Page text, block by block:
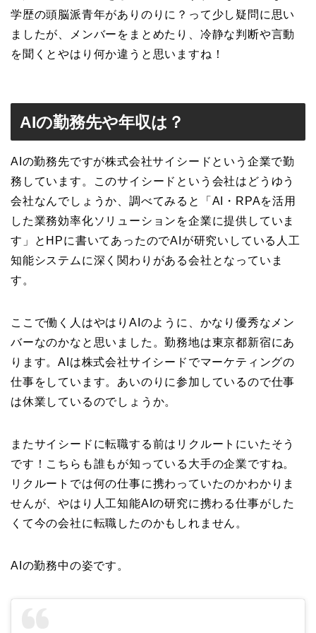
学歴の頭脳派青年がありのりに？って少し疑問に思い
ましたが、メンバーをまとめたり、冷静な判断や言動
を聞くとやはり何か違うと思いますね！
AIの勤務先や年収は？
AIの勤務先ですが株式会社サイシードという企業で勤
務しています。このサイシードという会社はどうゆう
会社なんでしょうか、調べてみると「AI・RPAを活用
した業務効率化ソリューションを企業に提供していま
す」とHPに書いてあったのでAIが研究いしている人工
知能システムに深く関わりがある会社となっていま
す。
ここで働く人はやはりAIのように、かなり優秀なメン
バーなのかなと思いました。勤務地は東京都新宿にあ
ります。AIは株式会社サイシードでマーケティングの
仕事をしています。あいのりに参加しているので仕事
は休業しているのでしょうか。
またサイシードに転職する前はリクルートにいたそう
です！こちらも誰もが知っている大手の企業ですね。
リクルートでは何の仕事に携わっていたのかわかりま
せんが、やはり人工知能AIの研究に携わる仕事がした
くて今の会社に転職したのかもしれません。
AIの勤務中の姿です。